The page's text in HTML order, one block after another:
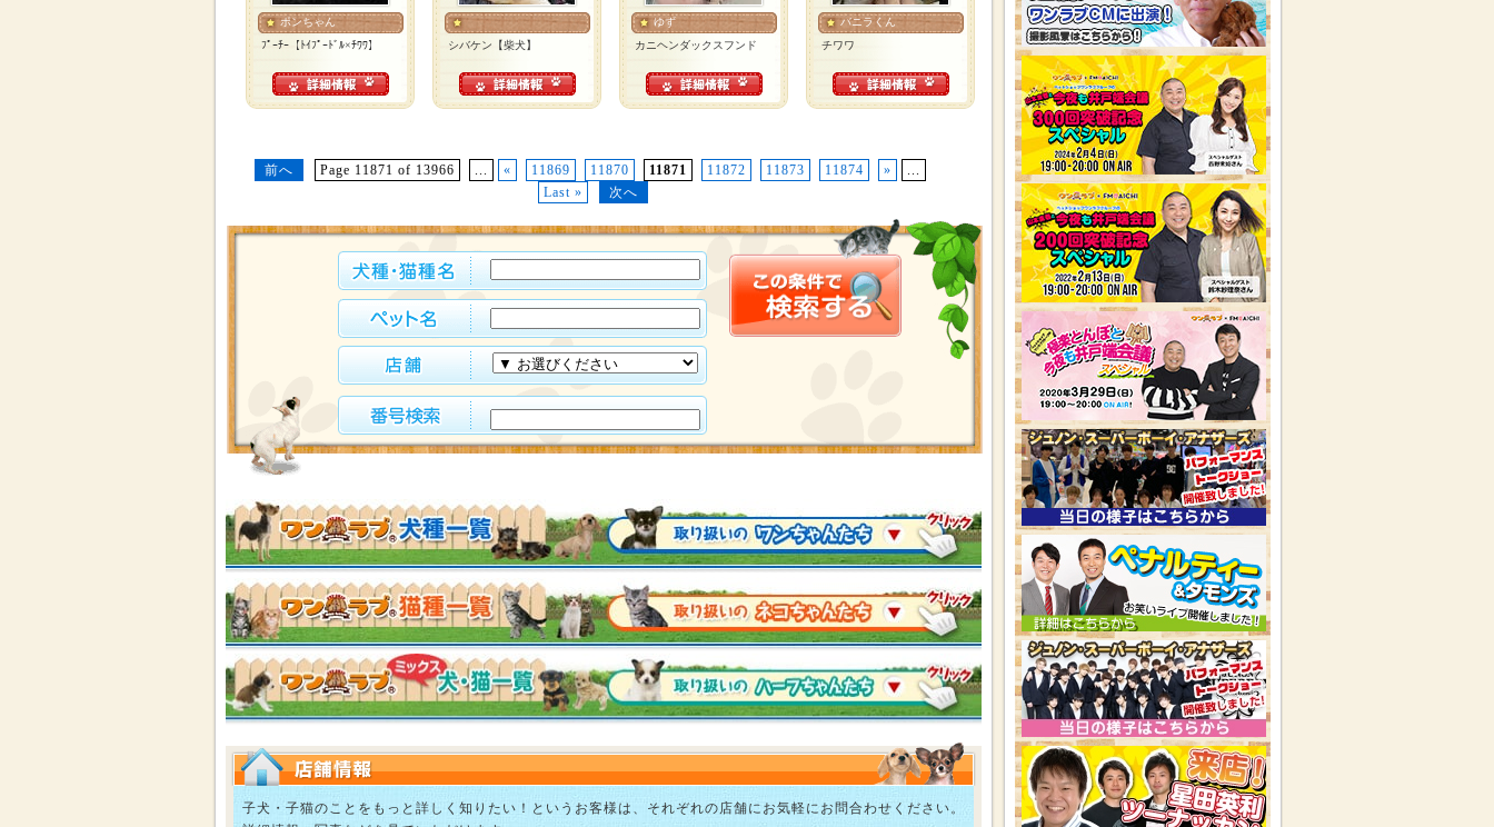
ポンちゃん
ﾌﾟｰﾁｰ【ﾄｲﾌﾟｰﾄﾞﾙ×ﾁﾜﾜ】
シバケン【柴犬】
ゆず
カニヘンダックスフンド
バニラくん
チワワ
前へ Page 11871 of 13966 ... « 11869 11870 11871 11872 11873 11874 »
...
Last »
次へ
子犬・子猫のことをもっと詳しく知りたい！というお客様は、それぞれの店舗にお気軽にお問合わせください。